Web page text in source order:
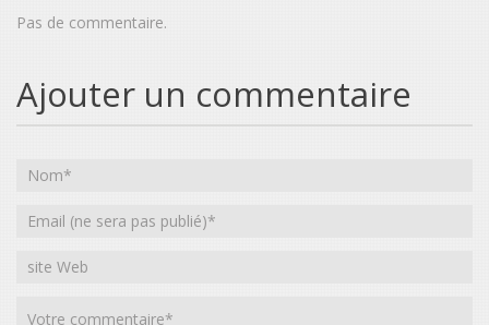
Pas de commentaire.
Ajouter un commentaire